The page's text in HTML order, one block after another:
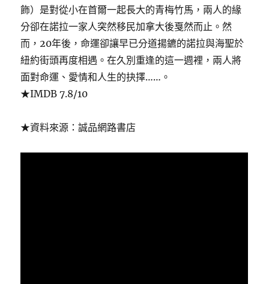
飾）是對從小在首爾一起長大的青梅竹馬，兩人的緣
分卻在諾拉一家人突然移民加拿大後戛然而止。然
而，20年後，命運卻讓早已分道揚鑣的諾拉與海聖於
紐約街頭再度相遇。在久別重逢的這一週裡，兩人將
面對命運、愛情和人生的抉擇……。
★IMDB 7.8/10
★資料來源：誠品網路書店